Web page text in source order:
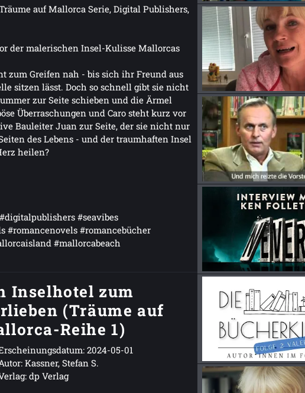
auf Mallorca Serie, Digital Publishers,
der malerischen Insel-Kulisse Mallorcas
zum Greifen nah - bis sich ihr Freund aus
sitzen lässt. Doch so schnell gibt sie nicht
zur Seite schieben und die Ärmel
Überraschungen und Caro steht kurz vor
Bauleiter Juan zur Seite, der sie nicht nur
des Lebens - und der traumhaften Insel
heilen?
#seavibes
#romancenovels #romancebücher
#mallorcabeach
Inselhotel zum
(Träume auf
Reihe 1)
2024-05-01
Kassner, Stefan S.
dp Verlag